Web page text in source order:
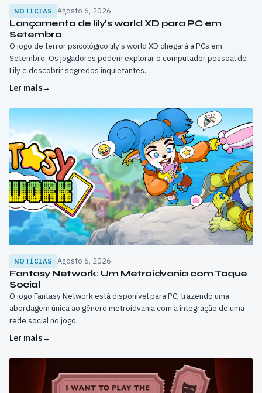
NOTÍCIAS Agosto 6, 2026
Lançamento de lily’s world XD para PC em
Setembro
O jogo de terror psicológico lily's world XD chegará a PCs em
Setembro. Os jogadores podem explorar o computador pessoal de
Lily e descobrir segredos inquietantes.
Ler mais→
NOTÍCIAS Agosto 6, 2026
Fantasy Network: Um Metroidvania com Toque
Social
O jogo Fantasy Network está disponível para PC, trazendo uma
abordagem única ao gênero metroidvania com a integração de uma
rede social no jogo.
Ler mais→